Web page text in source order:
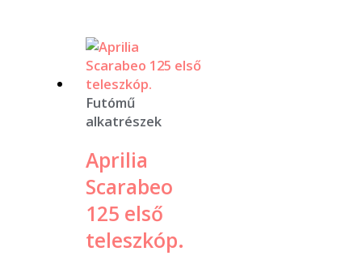
Futómű
alkatrészek
Aprilia
Scarabeo
125 első
teleszkóp.